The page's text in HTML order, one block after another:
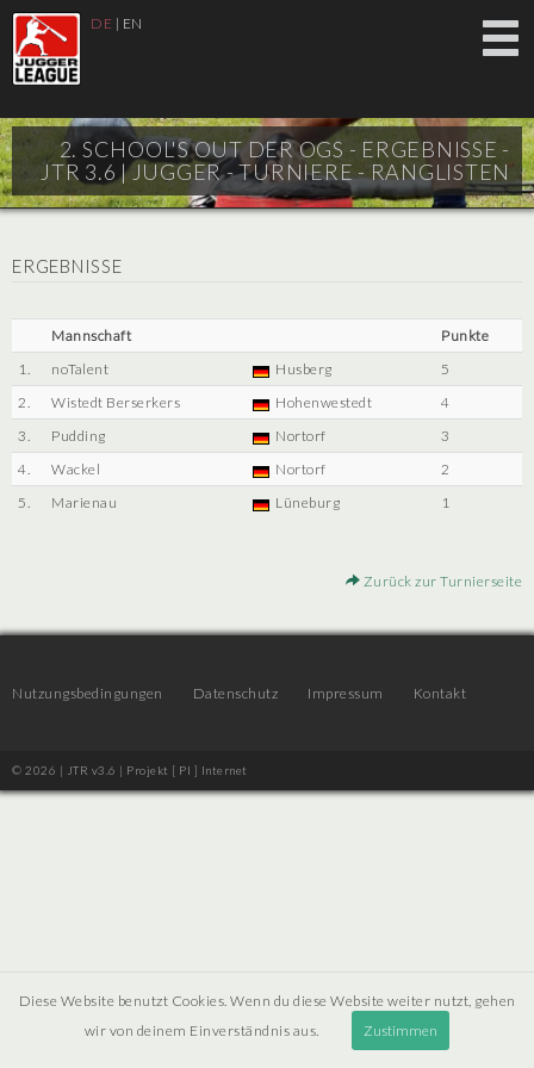
DE | EN
2. SCHOOL'S OUT DER OGS - ERGEBNISSE -
JTR 3.6 |JUGGER - TURNIERE - RANGLISTEN
ERGEBNISSE
Mannschaft
Punkte
1.
noTalent Husberg
5
2.
Wistedt Berserkers Hohenwestedt
4
3.
Pudding Nortorf
3
4.
Wackel Nortorf
2
5.
Marienau Lüneburg 1
Zurück zur Turnierseite
Nutzungsbedingungen Datenschutz Impressum Kontakt
© 2026 | JTR v3.6 | Projekt [ PI ] Internet
Diese Website benutzt Cookies. Wenn du diese Website weiter nutzt, gehen
wir von deinem Einverständnis aus.
Zustimmen